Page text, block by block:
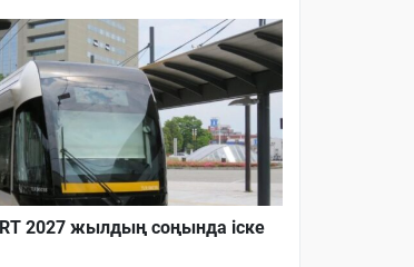
2027 жылдың соңында іске